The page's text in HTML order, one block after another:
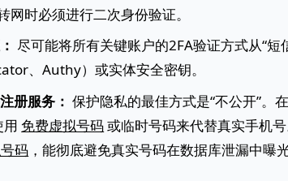
网时必须进行二次身份验证。
尽可能将所有关键账户的2FA验证方式从“短
、Authy）或实体安全密钥。
册服务： 保护隐私的最佳方式是“不公开”。
用免费虚拟号码或临时号码来代替真实手机
码 ，能彻底避免真实号码在数据库泄漏中曝光